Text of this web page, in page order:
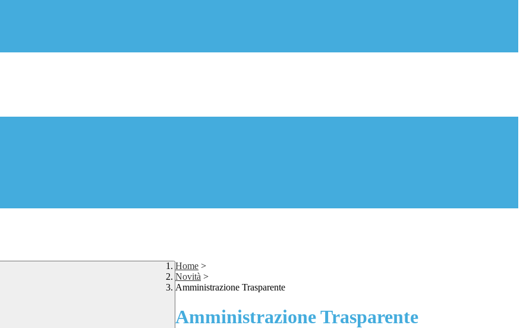
Home >
Novità >
Amministrazione Trasparente
Amministrazione Trasparente